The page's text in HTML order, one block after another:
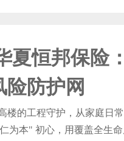
夏恒邦保险
险防护网
楼的工程守护，从家庭日
为本" 初心，用覆盖全生